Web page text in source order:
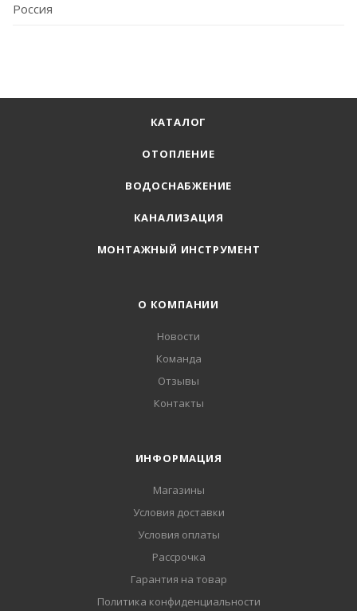
Россия
КАТАЛОГ
ОТОПЛЕНИЕ
ВОДОСНАБЖЕНИЕ
КАНАЛИЗАЦИЯ
МОНТАЖНЫЙ ИНСТРУМЕНТ
О КОМПАНИИ
Новости
Команда
Отзывы
Контакты
ИНФОРМАЦИЯ
Магазины
Условия доставки
Условия оплаты
Рассрочка
Гарантия на товар
Политика конфиденциальности